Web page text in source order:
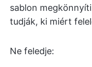
sablon
tudják, ki miért
Ne feledje: